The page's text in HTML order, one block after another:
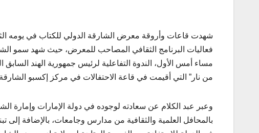
شهدت قاعات وأروقة معرض الشارقة الدولي للكتاب في يومه
فعاليات البرنامج الثقافي المصاحب للمعرض، حيث شهد سمو
مساء أمس الأول، الندوة التفاعلية لرئيس جمهورية الهند السابق
من نار” التي أقيمت في قاعة الاحتفالات في مركز إكسبو
وعبر عبد الكلام عن سعادته لوجوده في دولة الإمارات وإمارة
بالمحافل العلمية والثقافية من مدارس وجامعات، بالإضافة إلى